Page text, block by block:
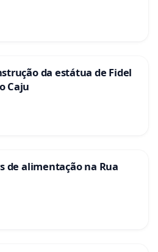
da estátua de Fidel
Caju
de alimentação na Rua